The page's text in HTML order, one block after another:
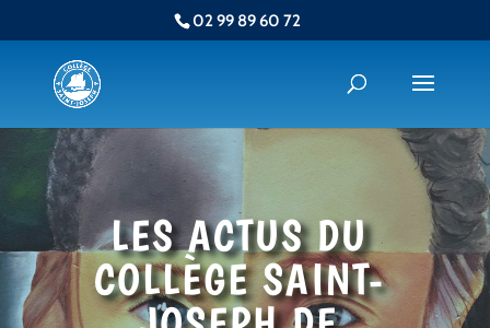
02 99 89 60 72
LES ACTUS DU
COLLÈGE SAINT-